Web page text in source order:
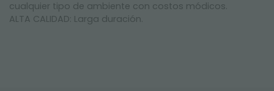
cualquier tipo de ambiente con costos módicos.
ALTA CALIDAD: Larga duración.